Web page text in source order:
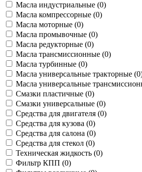
Масла индустриальные (0)
Масла компрессорные (0)
Масла моторные (0)
Масла промывочные (0)
Масла редукторные (0)
Масла трансмиссионные (0)
Масла турбинные (0)
Масла универсальные тракторные (0
Масла универсальные
Смазки пластичные (0)
Смазки универсальные (0)
Средства для двигателя (0)
Средства для кузова (0)
Средства для салона (0)
Средства для стекол (0)
Техническая жидкость (0)
Фильтр КПП (0)